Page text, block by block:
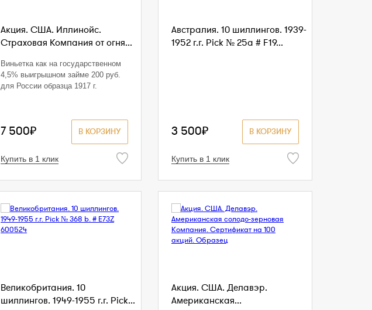
Акция. США. Иллинойс.
Страховая Компания от огня...
Виньетка как на государственном
4,5% выигрышном займе 200 руб.
для России образца 1917 г.
В КОРЗИНУ
7 500₽
Купить в 1 клик
Австралия. 10 шиллингов. 1939-
1952 г.г. Pick № 25a # F19...
В КОРЗИНУ
3 500₽
Купить в 1 клик
Великобритания. 10
шиллингов. 1949-1955 г.г. Pick...
Акция. США. Делавэр.
Американская...